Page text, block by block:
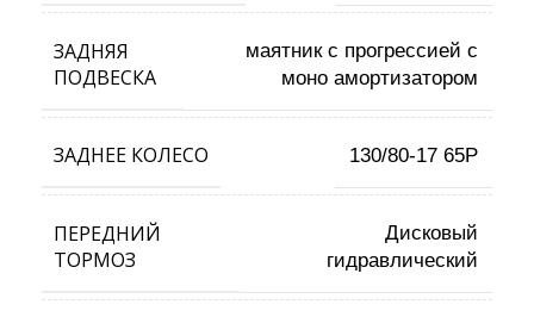
ЗАДНЯЯ
ПОДВЕСКА
маятник с прогрессией с
моно амортизатором
ЗАДНЕЕ КОЛЕСО 130/80-17 65P
ПЕРЕДНИЙ
ТОРМОЗ
Дисковый
гидравлический